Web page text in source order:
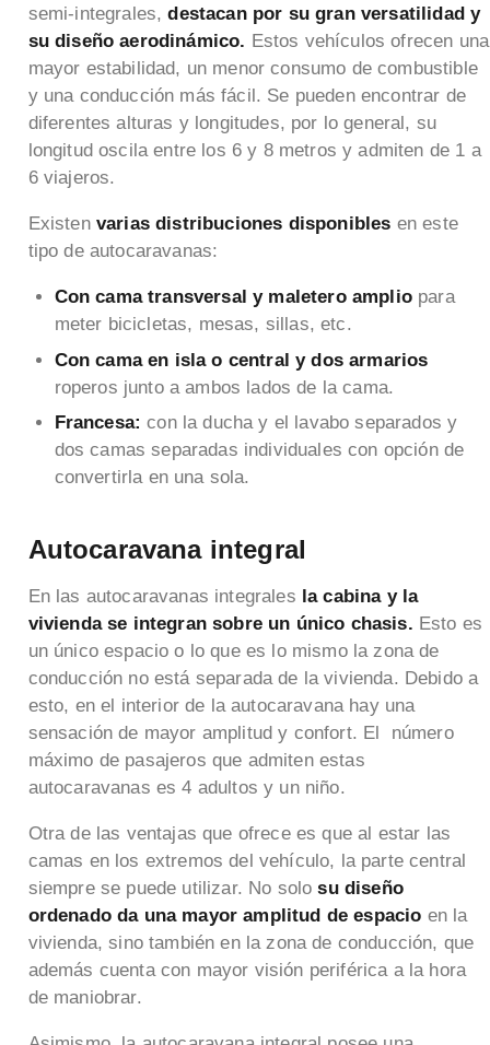
semi-integrales,destacan por su gran versatilidad y
su diseño aerodinámico. Estos vehículos ofrecen una
mayor estabilidad, un menor consumo de combustible
y una conducción más fácil. Se pueden encontrar de
diferentes alturas y longitudes, por lo general, su
longitud oscila entre los 6 y 8 metros y admiten de 1 a
6 viajeros.
Existen varias distribuciones disponibles en este
tipo de autocaravanas:
Con cama transversal y maletero amplio para
meter bicicletas, mesas, sillas, etc.
Con cama en isla o central y dos armarios
roperos junto a ambos lados de la cama.
Francesa: con la ducha y el lavabo separados y
dos camas separadas individuales con opción de
convertirla en una sola.
Autocaravana integral
En las autocaravanas integrales la cabina y la
vivienda se integran sobre un único chasis. Esto es
un único espacio o lo que es lo mismo la zona de
conducción no está separada de la vivienda. Debido a
esto, en el interior de la autocaravana hay una
sensación de mayor amplitud y confort. El número
máximo de pasajeros que admiten estas
autocaravanas es 4 adultos y un niño.
Otra de las ventajas que ofrece es que al estar las
camas en los extremos del vehículo, la parte central
siempre se puede utilizar. No solosu diseño
ordenado da una mayor amplitud de espacio en la
vivienda, sino también en la zona de conducción, que
además cuenta con mayor visión periférica a la hora
de maniobrar.